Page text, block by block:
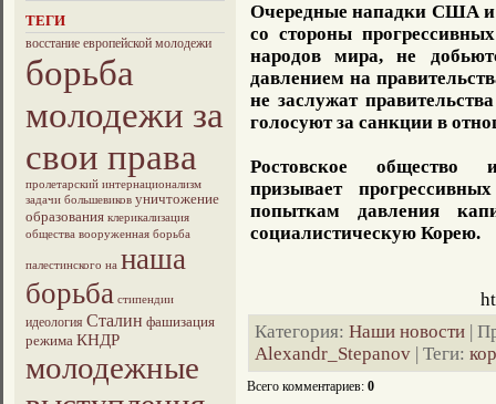
ТЕГИ
восстание европейской молодежи
борьба
молодежи за
свои права
пролетарский интернационализм
задачи большевиков уничтожение
образования клерикализация
общества вооруженная борьба
палестинского на наша
борьба стипендии
идеология Сталин фашизация
режима КНДР
молодежные
Очередные нападки США и
со стороны
народов мира, не
давлением на
не заслужат
голосуют за санкции в
Ростовское общество
призывает
попыткам давления
социалистическую Корею.
Категория: Наши новости |
Alexandr_Stepanov | Теги:
Всего комментариев: 0